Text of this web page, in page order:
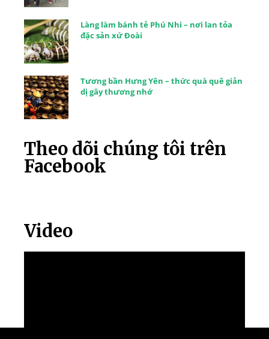
Làng làm bánh tẻ Phú Nhi – nơi lan tỏa
đặc sản xứ Đoài
Tương bần Hưng Yên – thức quà quê giản
dị gây thương nhớ
Theo dõi chúng tôi trên
Facebook
Video